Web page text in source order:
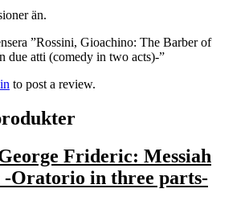
än.
”Rossini, Gioachino: The Barber of
due atti (comedy in two acts)-”
to post a review.
Frideric: Messiah
-Oratorio in three parts-